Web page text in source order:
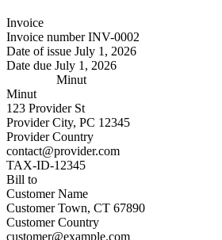
Invoice
Invoice numberINV-0002
Date of issue July 1, 2026
Date due July 1, 2026
Minut
Minut
123 Provider St
Provider City, PC 12345
Provider Country
contact@provider.com
TAX-ID-12345
Bill to
Customer Name
Customer Town, CT 67890
Customer Country
customer@example.com